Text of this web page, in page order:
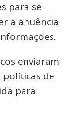
para se
a anuência
enviaram
políticas de
para